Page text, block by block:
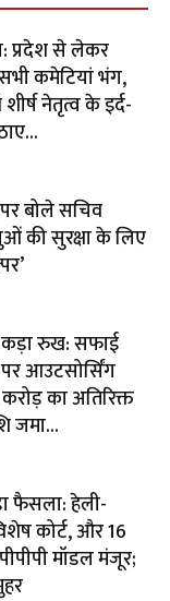
प्रदेश से लेकर
कमेटियां भंग,
नेतृत्व के इर्द-
बोले सचिव
की सुरक्षा के लिए
कड़ा रुख: सफाई
पर आउटसोर्सिंग
का अतिरिक्त
जमा...
फैसला: हेली-
कोर्ट, और 16
मॉडल मंजूर;